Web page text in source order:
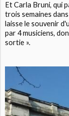
Et Carla Bruni, qui
trois semaines
laisse le souvenir
par 4 musiciens,
sortie ».